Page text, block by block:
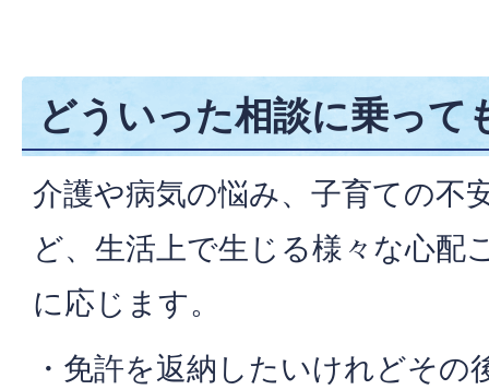
どういった相談に乗って
介護や病気の悩み、子育ての不
ど、生活上で生じる様々な心配
に応じます。
・免許を返納したいけれどその